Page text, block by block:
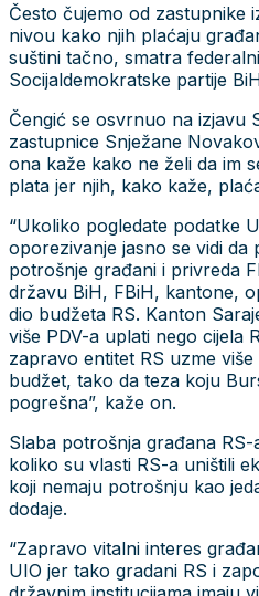
Često čujemo od zastupnike
nivou kako njih plaćaju
suštini tačno, smatra
Socijaldemokratske partije
Čengić se osvrnuo na izjavu
zastupnice Snježane
ona kaže kako ne želi da im
plata jer njih, kako kaže,
“Ukoliko pogledate podatke
oporezivanje jasno se vidi da
potrošnje građani i privreda
državu BiH, FBiH, kantone,
dio budžeta RS. Kanton
više PDV-a uplati nego cijela
zapravo entitet RS uzme
budžet, tako da teza koju
pogrešna”, kaže on.
Slaba potrošnja građana
koliko su vlasti RS-a uništili
koji nemaju potrošnju kao
dodaje.
“Zapravo vitalni interes
UIO jer tako gradani RS i